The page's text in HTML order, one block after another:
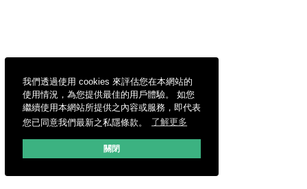
我們透過使用 cookies 來評估您在本網站的
使用情況，為您提供最佳的用戶體驗。 如您
繼續使用本網站所提供之內容或服務，即代表
您已同意我們最新之私隱條款。
了解更多
關閉